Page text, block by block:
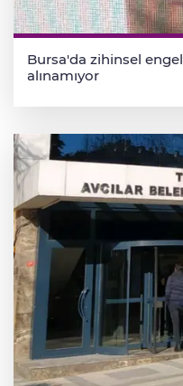
Bursa'da zihinsel
alınamıyor